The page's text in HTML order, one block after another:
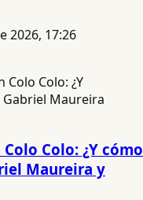
2026, 17:26
Colo: ¿Y cómo
Maureira y